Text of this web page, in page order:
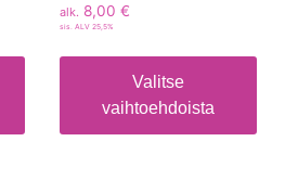
alk. 8,00 €
sis. ALV 25,5%
Valitse
vaihtoehdoista